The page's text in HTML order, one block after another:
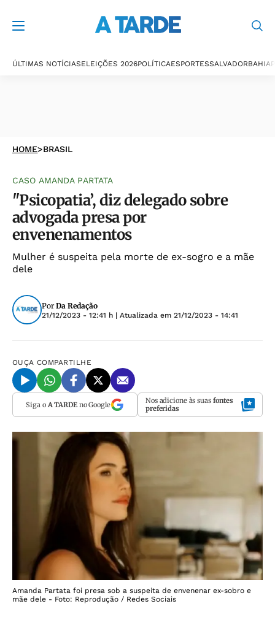
ÚLTIMAS NOTÍCIASELEIÇÕES 2026POLÍTICAESPORTESSALVADORBAHIA
HOME>BRASIL
CASO AMANDA PARTATA
"Psicopatia’, diz delegado sobre
advogada presa por
envenenamentos
Mulher é suspeita pela morte de ex-sogro e a mãe
dele
Por Da Redação
21/12/2023 - 12:41 h | Atualizada em 21/12/2023 - 14:41
OUÇA COMPARTILHE
Siga o A TARDEno Google Nos adicione às suas fontes
preferidas
Amanda Partata foi presa sob a suspeita de envenenar ex-sobro e
mãe dele - Foto: Reprodução / Redes Sociais